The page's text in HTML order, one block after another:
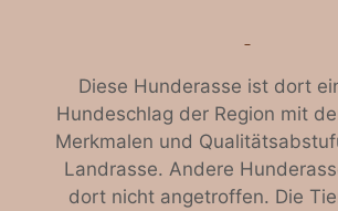
Diese Hunderasse ist dort
Hundeschlag der Region mit
Merkmalen und
Landrasse. Andere
dort nicht angetroffen. Die